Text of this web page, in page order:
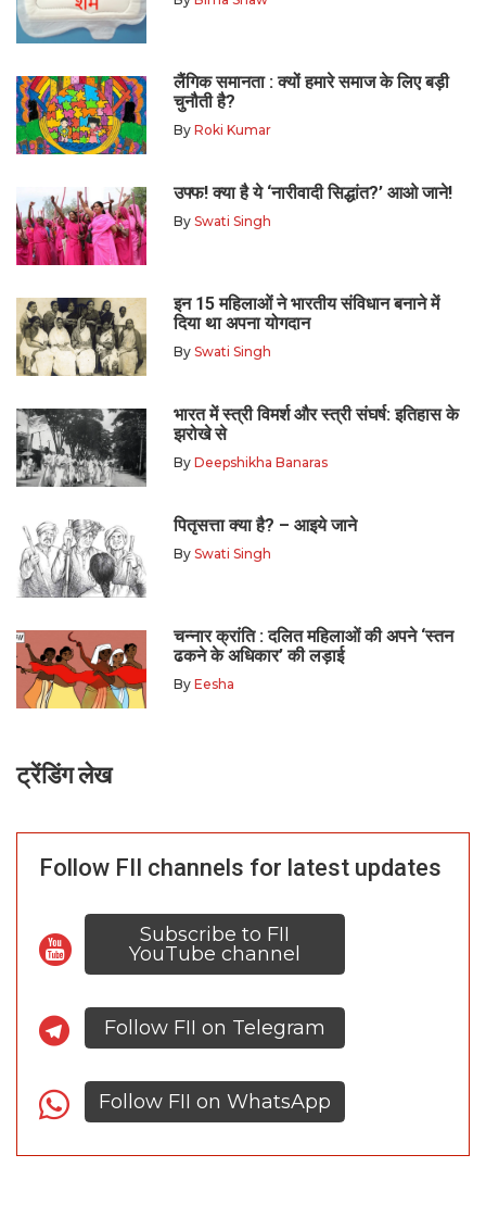
लैंगिक समानता : क्यों हमारे समाज के लिए बड़ी
चुनौती है?
By Roki Kumar
उफ्फ! क्या है ये ‘नारीवादी सिद्धांत?’ आओ जाने!
By Swati Singh
इन 15 महिलाओं ने भारतीय संविधान बनाने में
दिया था अपना योगदान
By Swati Singh
भारत में स्त्री विमर्श और स्त्री संघर्ष: इतिहास के
झरोखे से
By Deepshikha Banaras
पितृसत्ता क्या है? – आइये जाने
By Swati Singh
चन्नार क्रांति : दलित महिलाओं की अपने ‘स्तन
ढकने के अधिकार’ की लड़ाई
By Eesha
ट्रेंडिंग लेख
Follow FII channels for latest updates
Subscribe to FII
YouTube channel
Follow FII on Telegram
Follow FII on WhatsApp